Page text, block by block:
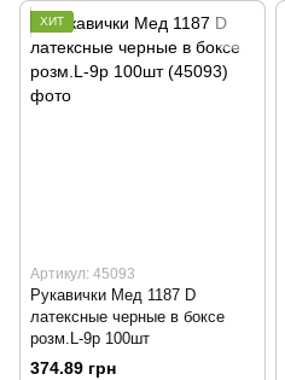
ХИТ
Артикул: 45093
Рукавички Мед 1187 D
латексные черные в боксе
розм.L-9р 100шт
374.89 грн